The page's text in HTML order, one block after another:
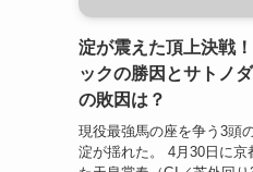
淀が震えた頂上決戦
ックの勝因とサトノ
の敗因は？
現役最強馬の座を争う3頭
淀が揺れた。 4月30日に京